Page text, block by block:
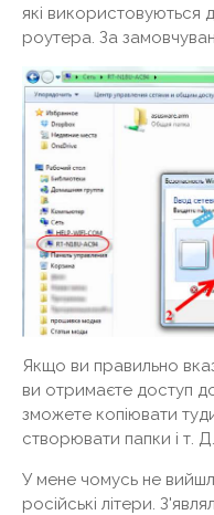
які використовуються
роутера. За
Якщо ви правильно
ви отримаєте доступ
зможете копіювати
створювати папки і т. Д.
У мене чомусь не
російські літери.